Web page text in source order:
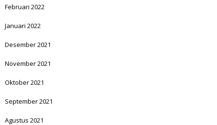
Februari 2022
Januari 2022
Desember 2021
November 2021
Oktober 2021
September 2021
Agustus 2021